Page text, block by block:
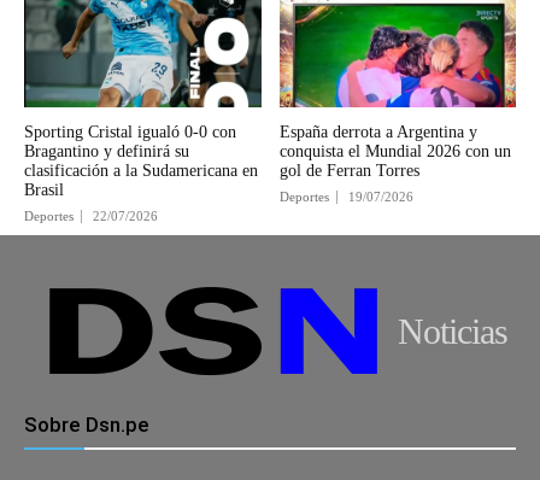
Sporting Cristal igualó 0-0 con
Bragantino y definirá su
clasificación a la Sudamericana en
Brasil
Deportes 22/07/2026
España derrota a Argentina y
conquista el Mundial 2026 con un
gol de Ferran Torres
Deportes 19/07/2026
Noticias
Sobre Dsn.pe